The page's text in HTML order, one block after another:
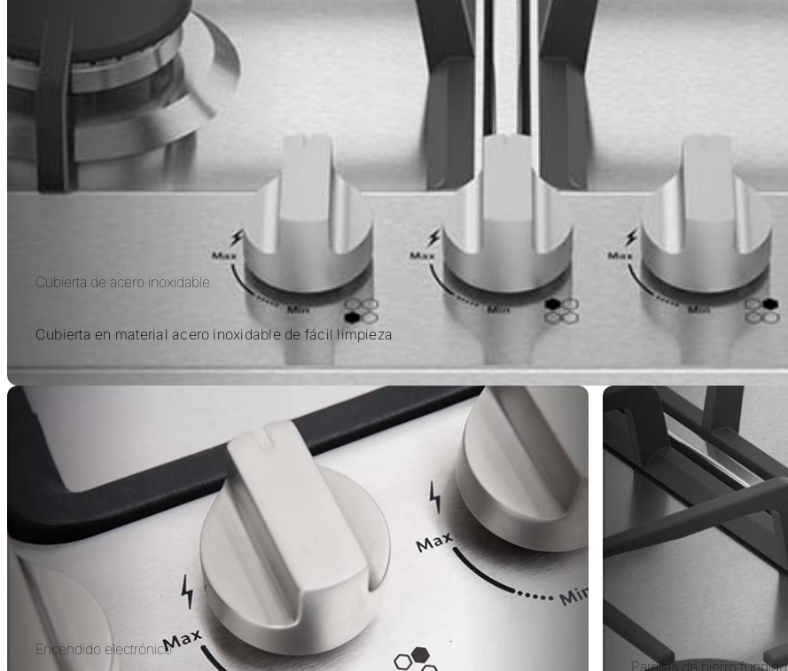
Cubierta de acero inoxidable
Cubierta en material acero inoxidable de fácil limpieza
Encendido electrónico
Parrillas de hierro fundido